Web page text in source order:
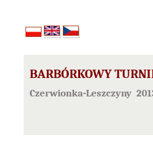
BARBÓRKOWY
Czerwionka-Leszczyny